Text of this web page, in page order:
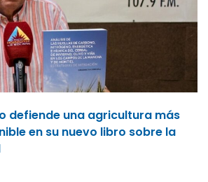
defiende una agricultura más
en su nuevo libro sobre la